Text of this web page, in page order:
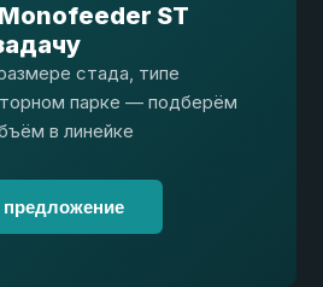
ST
стада, типе
парке — подберём
в линейке
предложение